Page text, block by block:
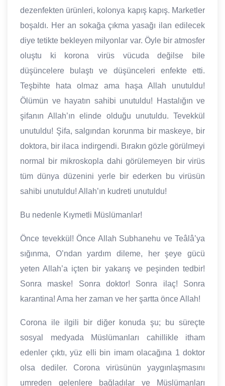
dezenfekten ürünleri, kolonya kapış kapış. Marketler
boşaldı. Her an sokağa çıkma yasağı ilan edilecek
diye tetikte bekleyen milyonlar var. Öyle bir atmosfer
oluştu ki korona virüs vücuda değilse bile
düşüncelere bulaştı ve düşünceleri enfekte etti.
Teşbihte hata olmaz ama haşa Allah unutuldu!
Ölümün ve hayatın sahibi unutuldu! Hastalığın ve
şifanın Allah’ın elinde olduğu unutuldu. Tevekkül
unutuldu! Şifa, salgından korunma bir maskeye, bir
doktora, bir ilaca indirgendi. Bırakın gözle görülmeyi
normal bir mikroskopla dahi görülemeyen bir virüs
tüm dünya düzenini yerle bir ederken bu virüsün
sahibi unutuldu! Allah’ın kudreti unutuldu!
Bu nedenle Kıymetli Müslümanlar!
Önce tevekkül! Önce Allah Subhanehu ve Teâlâ’ya
sığınma, O’ndan yardım dileme, her şeye gücü
yeten Allah’a içten bir yakarış ve peşinden tedbir!
Sonra maske! Sonra doktor! Sonra ilaç! Sonra
karantina! Ama her zaman ve her şartta önce Allah!
Corona ile ilgili bir diğer konuda şu; bu süreçte
sosyal medyada Müslümanları cahillikle itham
edenler çıktı, yüz elli bin imam olacağına 1 doktor
olsa dediler. Corona virüsünün yaygınlaşmasını
umreden gelenlere bağladılar ve Müslümanları